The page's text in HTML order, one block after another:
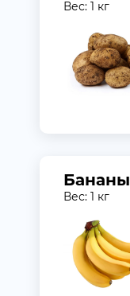
Вес: 1 кг
Бананы
Вес: 1 кг